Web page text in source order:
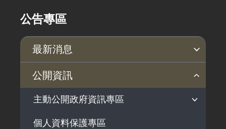
公告專區
最新消息
新聞稿
公聽會
公告事項
公開資訊
主動公開政府資訊專區
法律及法規命令
個人資料保護專區